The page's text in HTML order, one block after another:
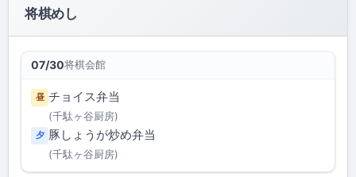
将棋めし
07/30将棋会館
昼 チョイス弁当
(千駄ヶ谷厨房)
夕 豚しょうが炒め弁当
(千駄ヶ谷厨房)